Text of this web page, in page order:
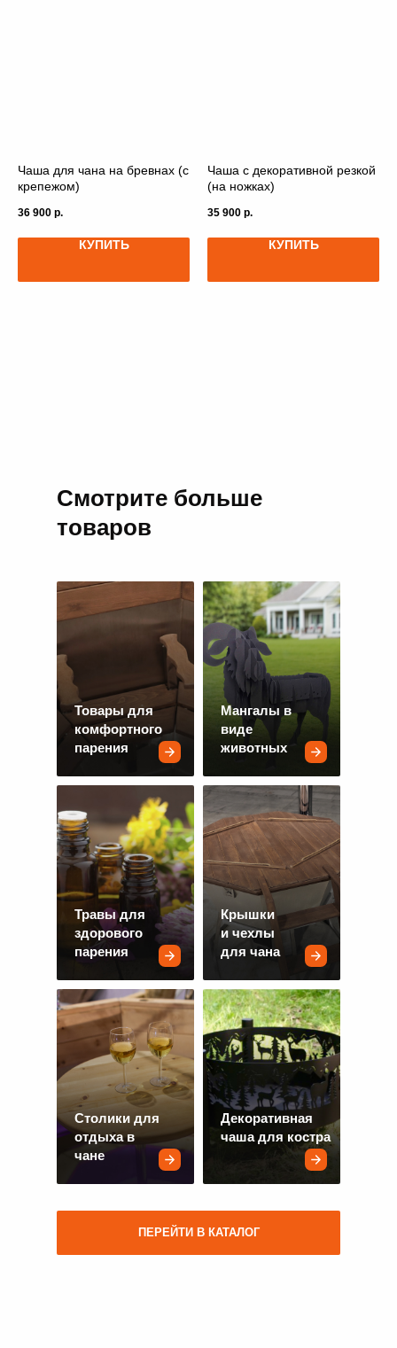
Чаша для чана на бревнах (с
крепежом)
36 900 р.
КУПИТЬ
Чаша с декоративной резкой
(на ножках)
35 900 р.
КУПИТЬ
Смотрите больше
товаров
Товары для
комфортного
парения
Мангалы в
виде
животных
Травы для
здорового
парения
Крышки
и чехлы
для чана
Столики для
отдыха в
чане
Декоративная
чаша для костра
ПЕРЕЙТИ В КАТАЛОГ